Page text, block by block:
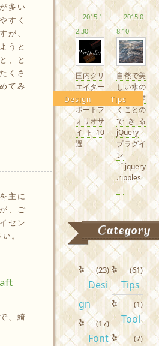
多い
すく
が、
うと
、と
くさ
てみ
主に
、ご
セン
。
、綺
2015.1
2.30
Design
国内クリ
エイター
の素敵な
ポートフ
ォリオサ
イト10
選
2015.0
8.10
Tips
自然で美
しい水の
波紋を描
くことの
できる
jQuery
プラグイ
ン
「jquery
.ripples
」
Category
Desi
gn
(23)
Font
(17)
Tips
(61)
Tool
(1)
(7)